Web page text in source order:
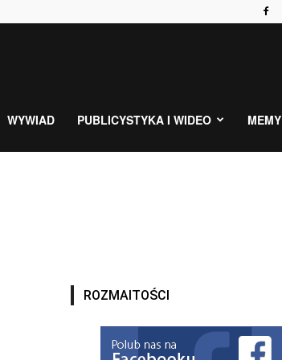
WYWIAD PUBLICYSTYKA I WIDEO MEMY
ROZMAITOŚCI